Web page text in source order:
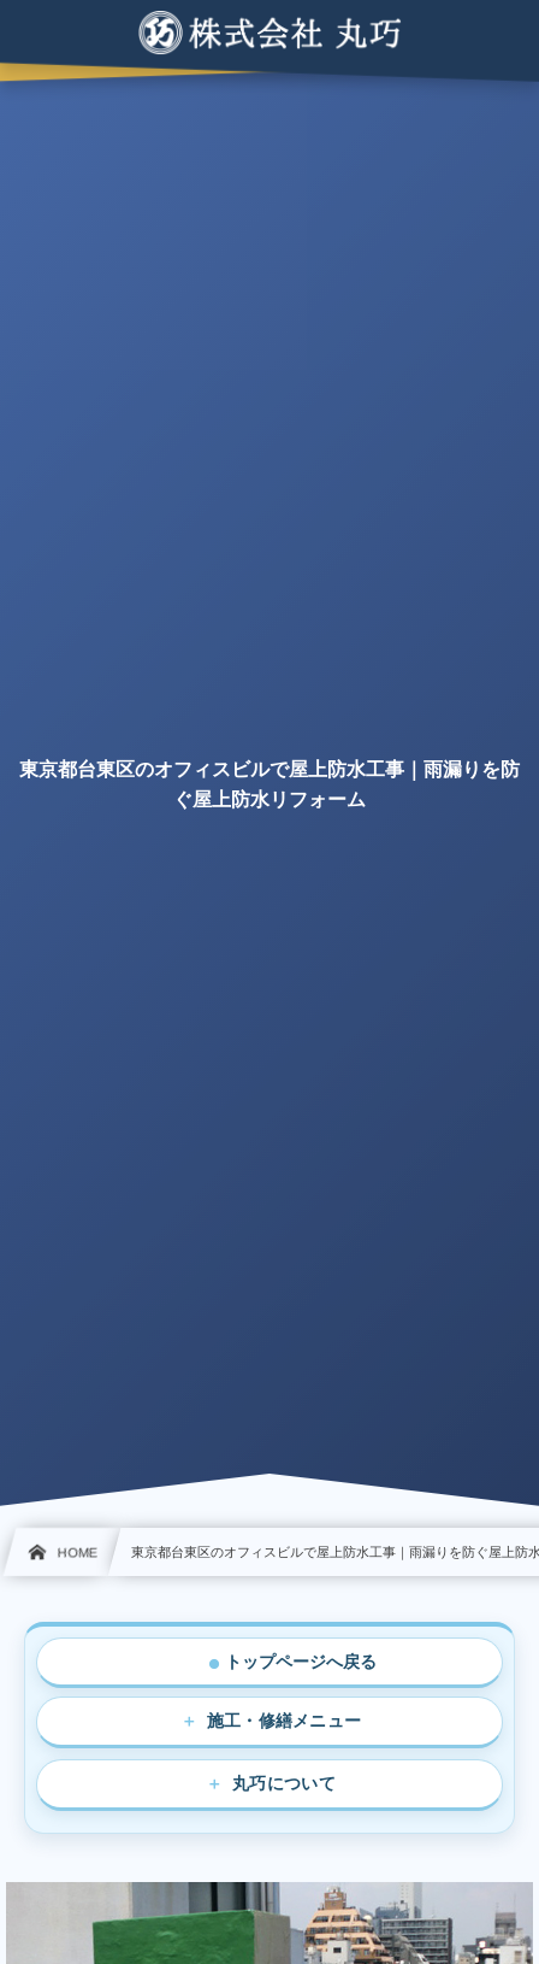
東京都台東区のオフィスビルで屋上防水工事｜雨漏りを防
ぐ屋上防水リフォーム
HOME 東京都台東区のオフィスビルで屋上防水工事｜雨漏りを防ぐ屋上防
● トップページへ戻る
施工・修繕メニュー
丸巧について